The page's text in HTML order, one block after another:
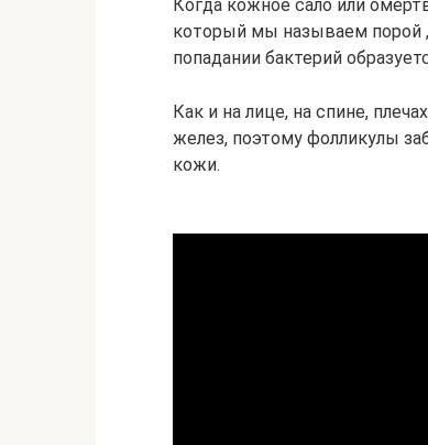
Когда кожное сало или
который мы называем порой ,
попадании бактерий
Как и на лице, на спине,
желез, поэтому фолликулы
кожи.